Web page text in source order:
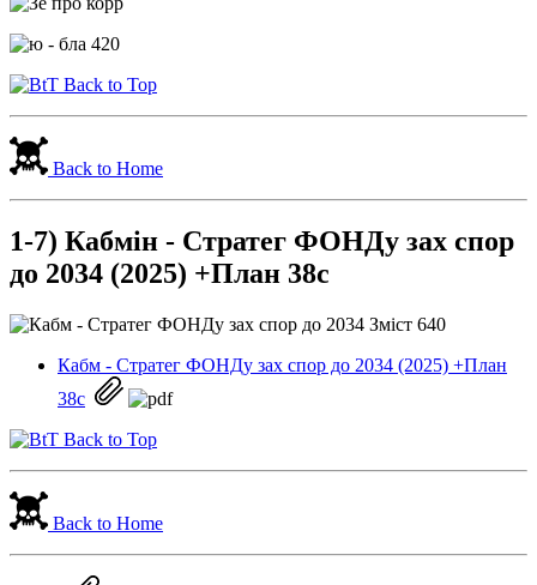
Back to Top
Back to Home
1-7) Кабмін - Стратег ФОНДу зах спор
до 2034 (2025) +План 38c
Кабм - Стратег ФОНДу зах спор до 2034 (2025) +План
38c
Back to Top
Back to Home